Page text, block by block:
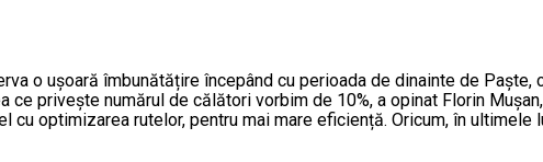
o ușoară îmbunătățire începând cu perioada de dinainte de
ce privește numărul de călători vorbim de 10%, a opinat Florin
cu optimizarea rutelor, pentru mai mare eficiență. Oricum, în ultimele